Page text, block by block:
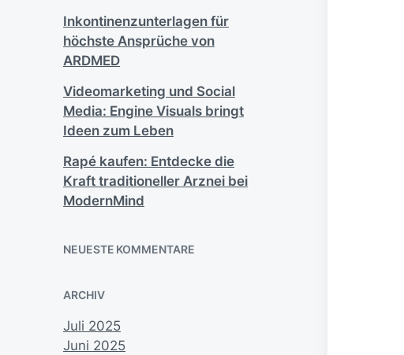
Inkontinenzunterlagen für
höchste Ansprüche von
ARDMED
Videomarketing und Social
Media: Engine Visuals bringt
Ideen zum Leben
Rapé kaufen: Entdecke die
Kraft traditioneller Arznei bei
ModernMind
NEUESTE KOMMENTARE
ARCHIV
Juli 2025
Juni 2025